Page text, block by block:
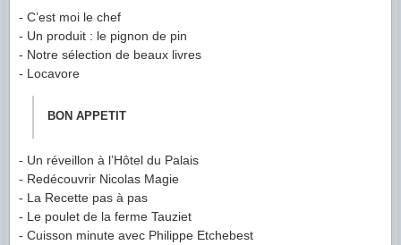
- C’est moi le chef
- Un produit : le pignon de pin
- Notre sélection de beaux livres
- Locavore
BON APPETIT
- Un réveillon à l’Hôtel du Palais
- Redécouvrir Nicolas Magie
- La Recette pas à pas
- Le poulet de la ferme Tauziet
- Cuisson minute avec Philippe Etchebest